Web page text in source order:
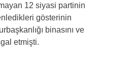
12 siyasi partinin
gösterinin
binasını ve
etmişti.